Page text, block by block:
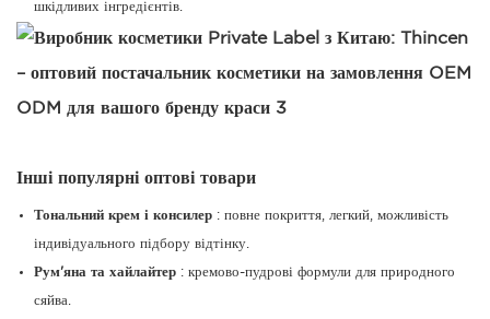
шкідливих інгредієнтів.
Інші популярні оптові товари
Тональний крем і консилер: повне покриття, легкий, можливість
індивідуального підбору відтінку.
Рум'яна та хайлайтер: кремово-пудрові формули для природного
сяйва.